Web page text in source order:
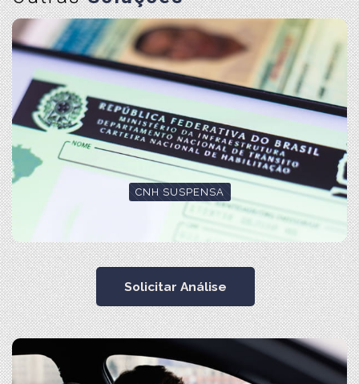
CNH SUSPENSA
Solicitar Análise